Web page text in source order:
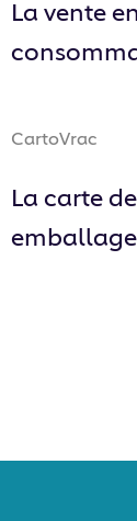
La vente
CartoVrac
La carte
emballage